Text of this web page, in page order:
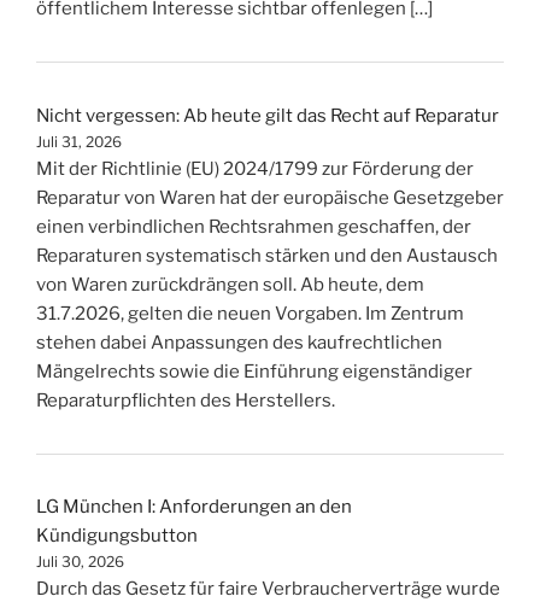
öffentlichem Interesse sichtbar offenlegen […]
Nicht vergessen: Ab heute gilt das Recht auf Reparatur
Juli 31, 2026
Mit der Richtlinie (EU) 2024/1799 zur Förderung der
Reparatur von Waren hat der europäische Gesetzgeber
einen verbindlichen Rechtsrahmen geschaffen, der
Reparaturen systematisch stärken und den Austausch
von Waren zurückdrängen soll. Ab heute, dem
31.7.2026, gelten die neuen Vorgaben. Im Zentrum
stehen dabei Anpassungen des kaufrechtlichen
Mängelrechts sowie die Einführung eigenständiger
Reparaturpflichten des Herstellers.
LG München I: Anforderungen an den
Kündigungsbutton
Juli 30, 2026
Durch das Gesetz für faire Verbraucherverträge wurde